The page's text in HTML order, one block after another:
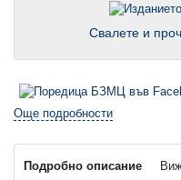
Свалете и
Още подробности
Подробно описание